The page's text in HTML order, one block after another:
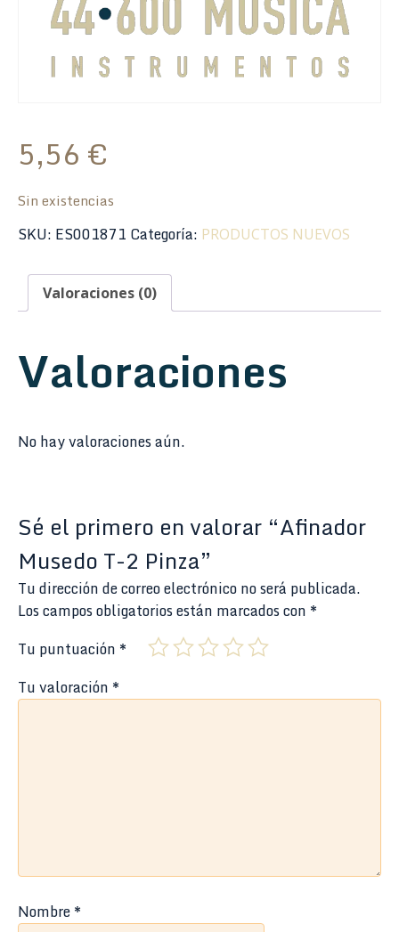
5,56 €
Sin existencias
SKU: ES001871 Categoría: PRODUCTOS NUEVOS
Valoraciones (0)
Valoraciones
No hay valoraciones aún.
Sé el primero en valorar “Afinador
Musedo T-2 Pinza”
Tu dirección de correo electrónico no será publicada.
Los campos obligatorios están marcados con *
Tu puntuación *
Tu valoración *
Nombre*